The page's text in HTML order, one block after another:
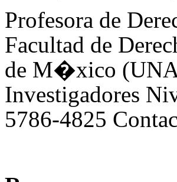
Profesora de
Facultad de
de M�xico
Investigadores
5786-4825